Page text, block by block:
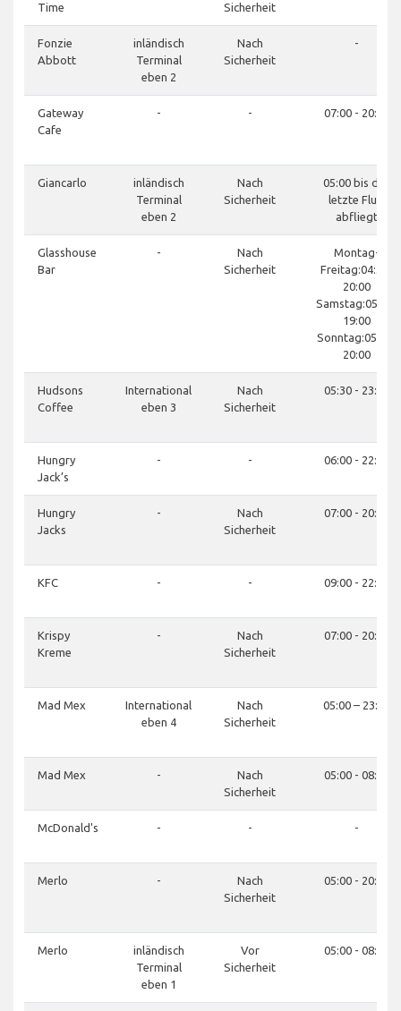
Time
Sicherheit
Fonzie
Abbott
inländisch
Terminal
eben 2
Nach
Sicherheit
-
Gateway
Cafe
- - 07:00 - 20:00
Giancarlo
inländisch
Terminal
eben 2
Nach
Sicherheit
05:00 bis der
letzte Flug
abfliegt
Glasshouse
Bar
-
Nach
Sicherheit
Montag-
Freitag:04:30-
20:00
Samstag:05:00-
19:00
Sonntag:05:00-
20:00
Hudsons
Coffee
International
eben 3
Nach
Sicherheit
05:30 - 23:30
Hungry
Jack’s
- - 06:00 - 22:00
Hungry
Jacks
-
Nach
Sicherheit
07:00 - 20:00
KFC - - 09:00 - 22:00
Krispy
Kreme
-
Nach
Sicherheit
07:00 - 20:00
Mad Mex
International
eben 4
Nach
Sicherheit
05:00 – 23:00
Mad Mex -
Nach
Sicherheit
05:00 - 08:00
McDonald's - - -
Merlo -
Nach
Sicherheit
05:00 - 20:00
Merlo
inländisch
Terminal
eben 1
Vor
Sicherheit
05:00 - 08:00